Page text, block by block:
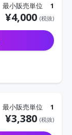
最小販売単位 1
¥4,000 (税抜)
最小販売単位 1
¥3,380 (税抜)